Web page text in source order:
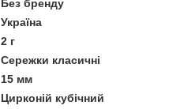
Без бренду
Україна
2 г
Сережки класичні
15 мм
Цирконій кубічний